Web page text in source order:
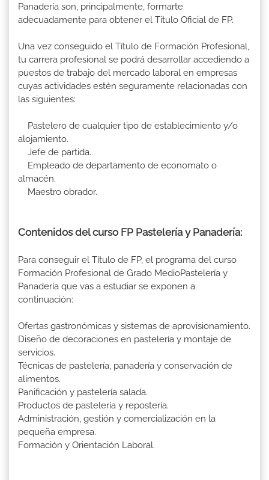
Panadería son, principalmente, formarte
adecuadamente para obtener el Titulo Oficial de FP.
Una vez conseguido el Título de Formación Profesional,
tu carrera profesional se podrá desarrollar accediendo a
puestos de trabajo del mercado laboral en empresas
cuyas actividades estén seguramente relacionadas con
las siguientes:
Pastelero de cualquier tipo de establecimiento y/o
alojamiento.
Jefe de partida.
Empleado de departamento de economato o
almacén.
Maestro obrador.
Contenidos del curso FP Pastelería y Panadería:
Para conseguir el Título de FP, el programa del curso
Formación Profesional de Grado MedioPastelería y
Panadería que vas a estudiar se exponen a
continuación:
Ofertas gastronómicas y sistemas de aprovisionamiento.
Diseño de decoraciones en pastelería y montaje de
servicios.
Técnicas de pastelería, panadería y conservación de
alimentos.
Panificación y pastelería salada.
Productos de pastelería y repostería.
Administración, gestión y comercialización en la
pequeña empresa.
Formación y Orientación Laboral.